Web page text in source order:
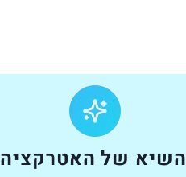
השיא של האטרקציה